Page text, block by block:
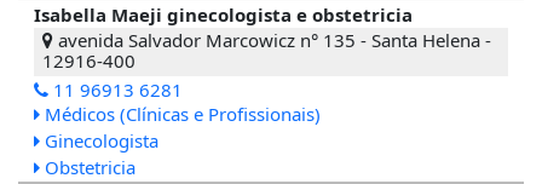
Isabella Maeji ginecologista e obstetricia
avenida Salvador Marcowicz n° 135 - Santa Helena -
12916-400
11 96913 6281
Médicos (Clínicas e Profissionais)
Ginecologista
Obstetricia